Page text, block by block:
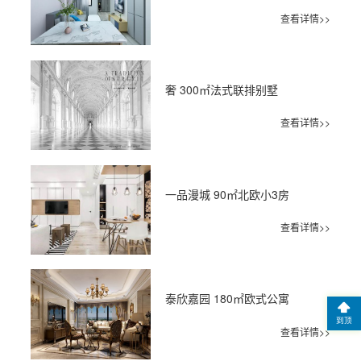
查看详情>>
奢 300㎡法式联排别墅
查看详情>>
一品漫城 90㎡北欧小3房
查看详情>>
泰欣嘉园 180㎡欧式公寓
查看详情>>
到顶